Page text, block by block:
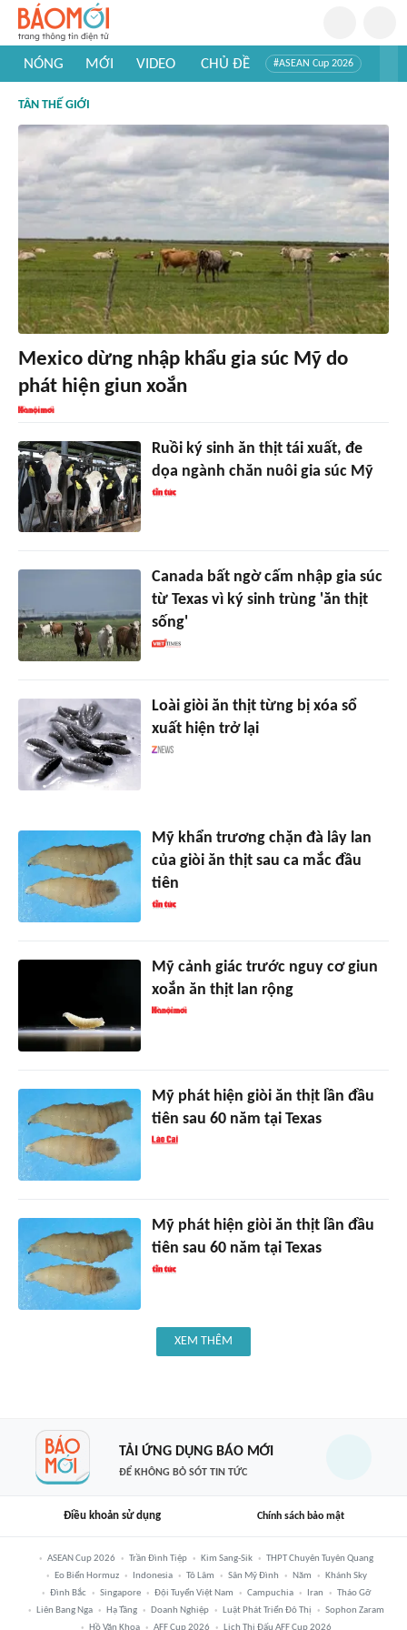
NÓNG MỚI VIDEO CHỦ ĐỀ #ASEAN Cup 2026
#Khám phá thế giới
TÂN THẾ GIỚI
Mexico dừng nhập khẩu gia súc Mỹ do
phát hiện giun xoắn
Ruồi ký sinh ăn thịt tái xuất, đe
dọa ngành chăn nuôi gia súc Mỹ
Canada bất ngờ cấm nhập gia súc
từ Texas vì ký sinh trùng 'ăn thịt
sống'
Loài giòi ăn thịt từng bị xóa sổ
xuất hiện trở lại
Mỹ khẩn trương chặn đà lây lan
của giòi ăn thịt sau ca mắc đầu
tiên
Mỹ cảnh giác trước nguy cơ giun
xoắn ăn thịt lan rộng
Mỹ phát hiện giòi ăn thịt lần đầu
tiên sau 60 năm tại Texas
Mỹ phát hiện giòi ăn thịt lần đầu
tiên sau 60 năm tại Texas
XEM THÊM
TẢI ỨNG DỤNG BÁO MỚI
ĐỂ KHÔNG BỎ SÓT TIN TỨC
Điều khoản sử dụng Chính sách bảo mật
ASEAN Cup 2026 Trần Đình Tiệp Kim Sang-Sik
THPT Chuyên Tuyên Quang
Eo Biển Hormuz
Indonesia Tô Lâm Sân Mỹ Đình Năm
Khánh Sky
Đình Bắc
Singapore Đội Tuyển Việt Nam Campuchia Iran
Tháo Gỡ
Liên Bang Nga
Hạ Tầng Doanh Nghiệp Luật Phát Triển Đô Thị
Sophon Zaram
Hồ Văn Khoa
AFF Cup 2026 Lịch Thi Đấu AFF Cup 2026